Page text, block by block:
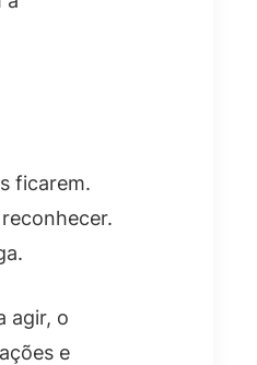
ficarem.
agir, o
e